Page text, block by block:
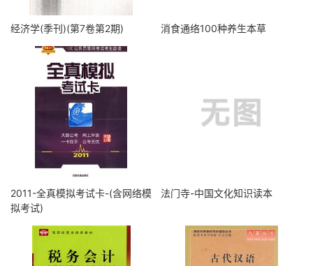
经济学(季刊)(第7卷第2期) 消食通络100种养生本草
2011-全真模拟考试卡-(含网络模
拟考试)
法门寺-中国文化知识读本